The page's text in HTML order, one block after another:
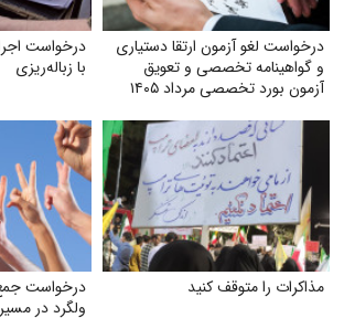
درخواست لغو آزمون ارتقا دستیاری
و گواهینامه تخصصی و تعویق
آزمون بورد تخصصی مرداد ۱۴۰۵
درخواست
با زباله‌ریزی
مذاکرات را متوقف کنید
درخواست
ولگرد در